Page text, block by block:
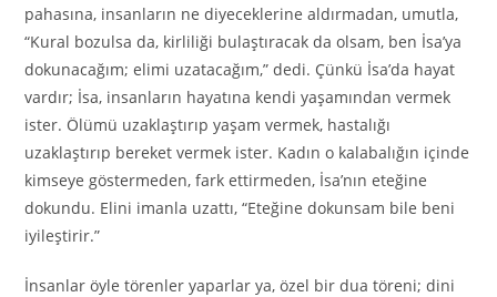
pahasına, insanların ne diyeceklerine aldırmadan, umutla,
“Kural bozulsa da, kirliliği bulaştıracak da olsam, ben İsa’ya
dokunacağım; elimi uzatacağım,” dedi. Çünkü İsa’da hayat
vardır; İsa, insanların hayatına kendi yaşamından vermek
ister. Ölümü uzaklaştırıp yaşam vermek, hastalığı
uzaklaştırıp bereket vermek ister. Kadın o kalabalığın içinde
kimseye göstermeden, fark ettirmeden, İsa’nın eteğine
dokundu. Elini imanla uzattı, “Eteğine dokunsam bile beni
iyileştirir.”
İnsanlar öyle törenler yaparlar ya, özel bir dua töreni; dini